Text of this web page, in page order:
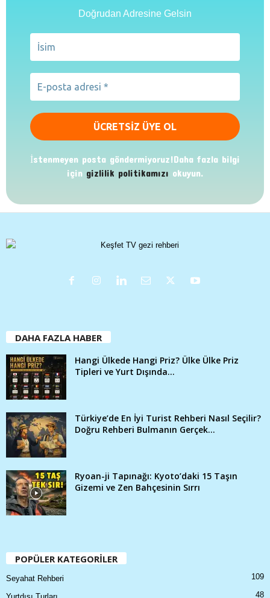
Doğrudan Adresine Gelsin
İstenmeyen posta göndermiyoruz!Daha fazla bilgi
için gizlilik politikamızı okuyun.
DAHA FAZLA HABER
Hangi Ülkede Hangi Priz? Ülke Ülke Priz
Tipleri ve Yurt Dışında...
Türkiye’de En İyi Turist Rehberi Nasıl Seçilir?
Doğru Rehberi Bulmanın Gerçek...
Ryoan-ji Tapınağı: Kyoto’daki 15 Taşın
Gizemi ve Zen Bahçesinin Sırrı
POPÜLER KATEGORİLER
Seyahat Rehberi 109
48